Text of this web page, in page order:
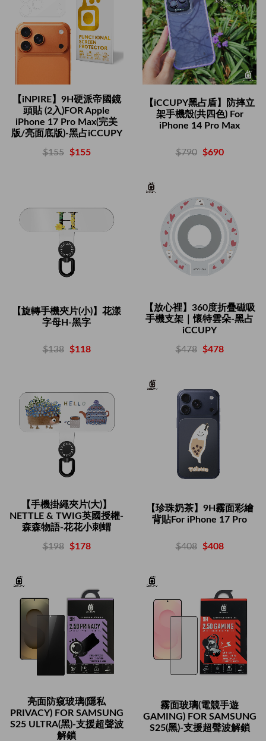
【iNPIRE】9H硬派帝國鏡
頭貼 (2入)FOR Apple
iPhone 17 Pro Max(完美
版/亮面底版)-黑占iCCUPY
$155 $155
【iCCUPY黑占盾】防摔立
架手機殼(共四色) For
iPhone 14 Pro Max
$790 $690
【旋轉手機夾片(小)】花漾
字母H-黑字
$138 $118
【放心裡】360度折疊磁吸
手機支架｜懷特雲朵-黑占
iCCUPY
$478 $478
【手機掛繩夾片(大)】
NETTLE & TWIG英國授權-
森森物語-花花小刺蝟
$198 $178
【珍珠奶茶】9H霧面彩繪
背貼For iPhone 17 Pro
$408 $408
亮面防窺玻璃(隱私
PRIVACY) FOR SAMSUNG
S25 ULTRA(黑)-支援超聲波
解鎖
霧面玻璃(電競手遊
GAMING) FOR SAMSUNG
S25(黑)-支援超聲波解鎖